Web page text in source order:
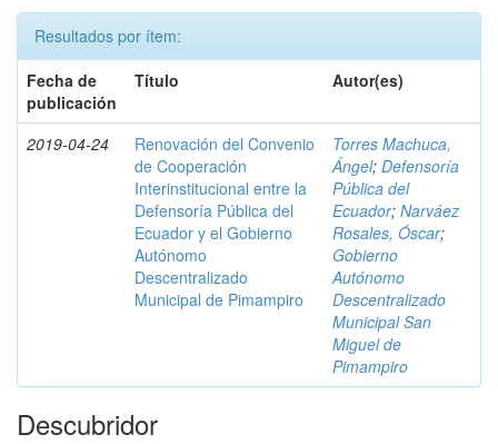
Resultados por ítem:
Fecha de
publicación
Título Autor(es)
2019-04-24
Renovación del Convenio
de Cooperación
Interinstitucional entre la
Defensoría Pública del
Ecuador y el Gobierno
Autónomo
Descentralizado
Municipal de Pimampiro
Torres Machuca,
Ángel; Defensoría
Pública del
Ecuador; Narváez
Rosales, Óscar;
Gobierno
Autónomo
Descentralizado
Municipal San
Miguel de
Pimampiro
Descubridor